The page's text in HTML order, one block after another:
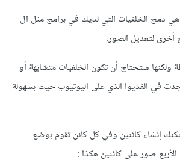
دمج الخلفيات التي لديك في برامج مثل ال
ستحتاج أن تكون الخلفيات متشابهة أو
في الفديوا الذي على اليوتيوب حيث بسهولة
4 صور يمكنك إنشاء كائنين وفي كل كائن تقوم بوضع
صور على كائنين هكذا